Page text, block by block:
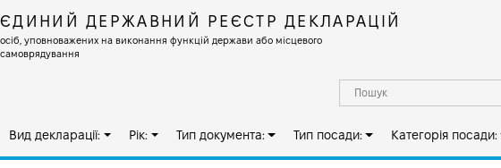
ЄДИНИЙ ДЕРЖАВНИЙ РЕЄСТР ДЕКЛАРАЦІЙ
осіб, уповноважених на виконання функцій держави або місцевого
самоврядування
Вид декларації: Рік: Тип документа: Тип посади: Категорія посади: